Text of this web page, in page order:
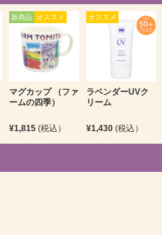
新商品 オススメ
マグカップ （ファ
ームの四季）
¥1,815 (税込）
オススメ
ラベンダーUVク
リーム
¥1,430 (税込）